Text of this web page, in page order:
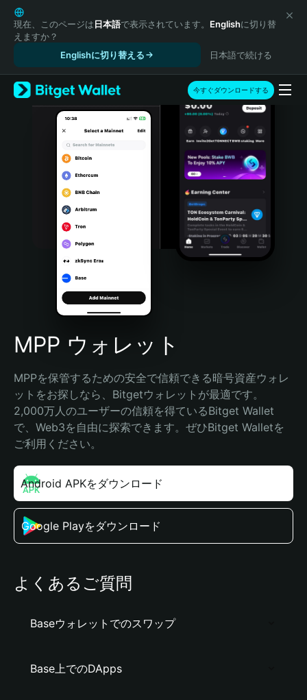
English
日本語
Tiếng Việt
Español (Latinoamérica)
Türkçe
Italiano
Português (Portugal)
Bahasa Indonesia
Português (Brasil)
Español (Argentina)
現在、このページは日本語で表示されています。 Englishに切り替
えますか？
Englishに切り替える
日本語で続ける
今すぐダウンロードする
MPP ウォレット
MPPを保管するための安全で信頼できる暗号資産ウォレ
ットをお探しなら、Bitgetウォレットが最適です。
2,000万人のユーザーの信頼を得ているBitget Wallet
で、Web3を自由に探索できます。ぜひBitget Walletを
ご利用ください。
Android APKをダウンロード
Google Playをダウンロード
よくあるご質問
Baseウォレットでのスワップ
Base上でのDApps